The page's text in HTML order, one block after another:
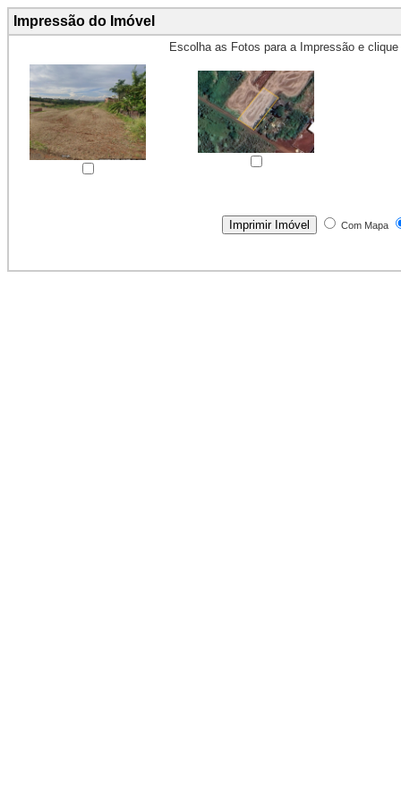
Impressão do Imóvel
Escolha as Fotos para a Impressão e clique
Com Mapa